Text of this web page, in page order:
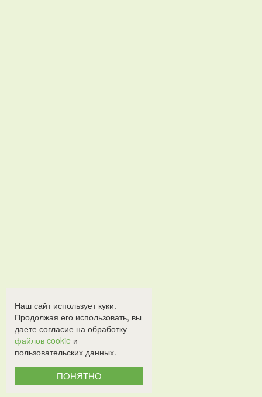
Наш сайт использует куки.
Продолжая его использовать, вы
даете согласие на обработку
файлов cookie и
пользовательских данных.
ПОНЯТНО